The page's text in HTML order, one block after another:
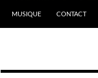
MUSIQUE CONTACT